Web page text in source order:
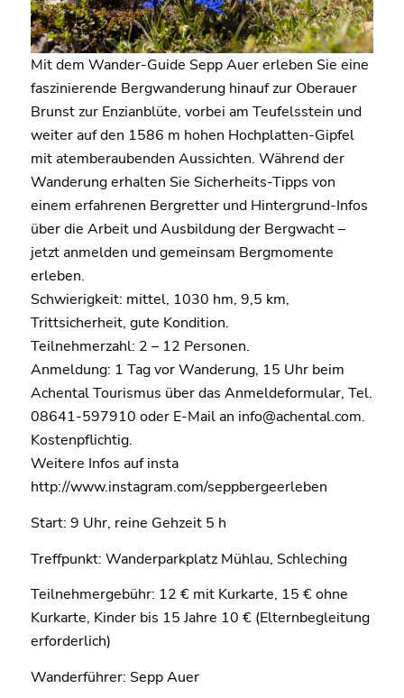
Mit dem Wander-Guide Sepp Auer erleben Sie eine
faszinierende Bergwanderung hinauf zur Oberauer
Brunst zur Enzianblüte, vorbei am Teufelsstein und
weiter auf den 1586 m hohen Hochplatten-Gipfel
mit atemberaubenden Aussichten. Während der
Wanderung erhalten Sie Sicherheits-Tipps von
einem erfahrenen Bergretter und Hintergrund-Infos
über die Arbeit und Ausbildung der Bergwacht –
jetzt anmelden und gemeinsam Bergmomente
erleben.
Schwierigkeit: mittel, 1030 hm, 9,5 km,
Trittsicherheit, gute Kondition.
Teilnehmerzahl: 2 – 12 Personen.
Anmeldung: 1 Tag vor Wanderung, 15 Uhr beim
Achental Tourismus über das Anmeldeformular, Tel.
08641-597910 oder E-Mail an info@achental.com.
Kostenpflichtig.
Weitere Infos auf insta
http://www.instagram.com/seppbergeerleben
Start: 9 Uhr, reine Gehzeit 5 h
Treffpunkt: Wanderparkplatz Mühlau, Schleching
Teilnehmergebühr: 12 € mit Kurkarte, 15 € ohne
Kurkarte, Kinder bis 15 Jahre 10 € (Elternbegleitung
erforderlich)
Wanderführer: Sepp Auer